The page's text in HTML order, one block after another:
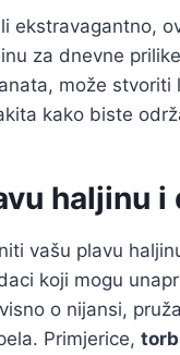
ekstravagantno,
za dnevne
može
kako biste
haljinu i
vašu plavu
koji mogu
o nijansi,
Primjerice,